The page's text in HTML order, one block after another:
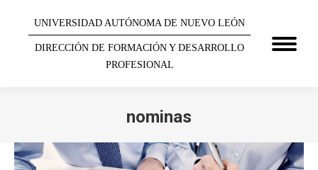
UNIVERSIDAD AUTÓNOMA DE NUEVO LEÓN
DIRECCIÓN DE FORMACIÓN Y DESARROLLO
PROFESIONAL
nominas